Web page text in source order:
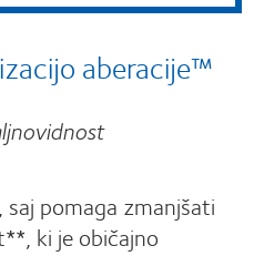
aberacije™
pomaga zmanjšati
ki je običajno